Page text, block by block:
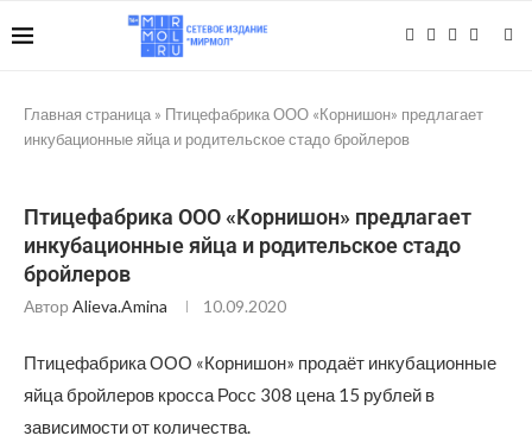
Главная страница » Птицефабрика ООО «Корнишон» предлагает
инкубационные яйца и родительское стадо бройлеров
Птицефабрика ООО «Корнишон» предлагает
инкубационные яйца и родительское стадо
бройлеров
Автор Alieva.amina 10.09.2020
Птицефабрика ООО «Корнишон» продаёт инкубационные
яйца бройлеров кросса Росс 308 цена 15 рублей в
зависимости от количества.